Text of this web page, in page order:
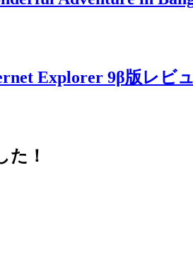
Explorer 9β版レビ
た！